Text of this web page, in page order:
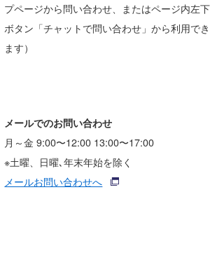
プページから問い合わせ、またはページ内左下
ボタン「チャットで問い合わせ」から利用でき
ます）
メールでのお問い合わせ
月～金 9:00〜12:00 13:00〜17:00
※土曜、日曜､年末年始を除く
メールお問い合わせへ
上田純子
米山予報士
wanda